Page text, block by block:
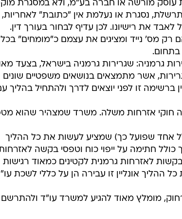
עוסק מורשה או חברה בע"מ, ולא במסגרת
נסגרת או נעלמת אין "כתובת" לאחריות,
את רישיונו. לכן עדיף לבחור בעורך דין.
רק מס' נייד ומציגים את עצמם כ"מומחים"
בתחום.
גרמניה: שגרירות גרמניה בישראל, בצעד
אשר מתמצאים בנושאים משפטיים שונים
זו לפני יוצאים לדרך ולהתחיל בהליך
חוקי אזרחות משלה. משרד שמצהיר שהוא
אחד שפועל כך) שמציע לעשות את כל ההליך
כולל חתימה על ייפוי כוח וטפסי בקשה
לאזרחות גרמנית לקטינים כמאוד רגישות
ההליך אונליין זו עבירה הן על כללי לשכת
מומלץ מאוד להגיע למשרד עו"ד ולהתרשם